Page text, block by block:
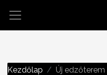
Kezdőlap Új